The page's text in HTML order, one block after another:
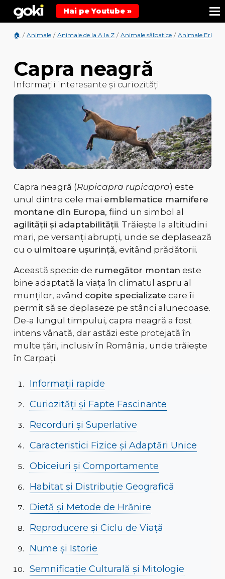
Hai pe Youtube »
🏠 / Animale / Animale de la A la Z / Animale sălbatice / Animale
Capra neagră
Informații interesante și curiozități
Capra neagră (Rupicapra rupicapra) este
unul dintre cele mai emblematice mamifere
montane din Europa, fiind un simbol al
agilității și adaptabilității. Trăiește la altitudini
mari, pe versanți abrupți, unde se deplasează
cu o uimitoare ușurință, evitând prădătorii.
Această specie de rumegător montan este
bine adaptată la viața în climatul aspru al
munților, având copite specializate care îi
permit să se deplaseze pe stânci alunecoase.
De-a lungul timpului, capra neagră a fost
intens vânată, dar astăzi este protejată în
multe țări, inclusiv în România, unde trăiește
în Carpați.
Informații rapide
Curiozități și Fapte Fascinante
Recorduri și Superlative
Caracteristici Fizice și Adaptări Unice
Obiceiuri și Comportamente
Habitat și Distribuție Geografică
Dietă și Metode de Hrănire
Reproducere și Ciclu de Viață
Nume și Istorie
Semnificație Culturală și Mitologie